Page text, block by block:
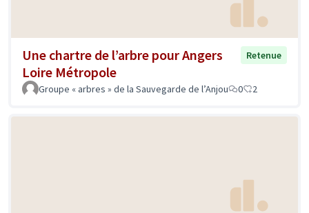
Une chartre de l’arbre pour Angers
Loire Métropole
Retenue
Groupe « arbres » de la Sauvegarde de l’Anjou 0 2